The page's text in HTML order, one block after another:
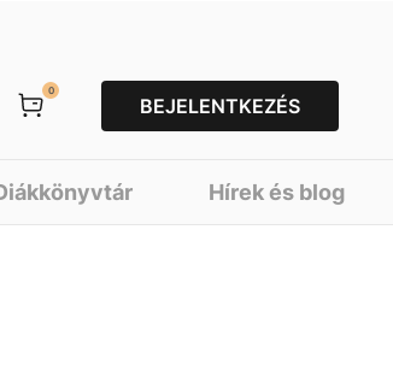
0
BEJELENTKEZÉS
Hírek és blog